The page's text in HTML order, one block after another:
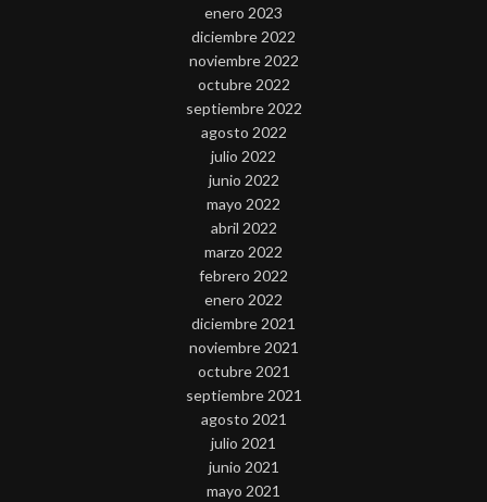
enero 2023
diciembre 2022
noviembre 2022
octubre 2022
septiembre 2022
agosto 2022
julio 2022
junio 2022
mayo 2022
abril 2022
marzo 2022
febrero 2022
enero 2022
diciembre 2021
noviembre 2021
octubre 2021
septiembre 2021
agosto 2021
julio 2021
junio 2021
mayo 2021